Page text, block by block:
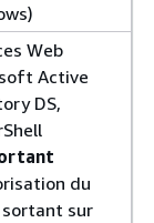
Web
Active
DS,
du
sur